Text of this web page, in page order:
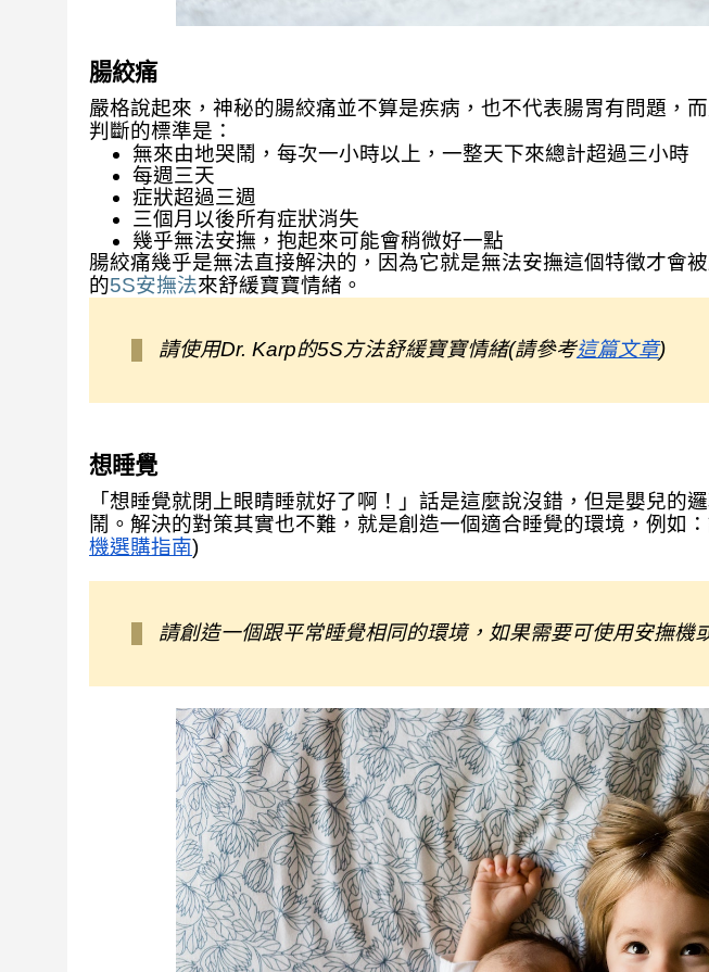
腸絞痛
嚴格說起來，神秘的腸絞痛並不算是疾病，也不代表腸胃有問題，
判斷的標準是：
無來由地哭鬧，每次一小時以上，一整天下來總計超過三小時
每週三天
症狀超過三週
三個月以後所有症狀消失
幾乎無法安撫，抱起來可能會稍微好一點
腸絞痛幾乎是無法直接解決的，因為它就是無法安撫這個特徵才會
的5S安撫法來舒緩寶寶情緒。
請使用Dr. Karp的5S方法舒緩寶寶情緒(請參考這篇文章)
想睡覺
「想睡覺就閉上眼睛睡就好了啊！」話是這麼說沒錯，但是嬰兒的
鬧。解決的對策其實也不難，就是創造一個適合睡覺的環境，例如
機選購指南)
請創造一個跟平常睡覺相同的環境，如果需要可使用安撫機